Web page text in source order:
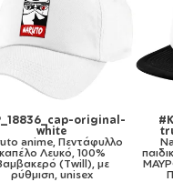
#KP_18836_11oz
Naruto anime, Κούπα,
κεραμική, 330ml